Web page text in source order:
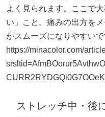
よく見られます。ここで
い」こと。痛みの出方を
がスムーズになりやすいで
https://minacolor.com/
ストレッチ中・後